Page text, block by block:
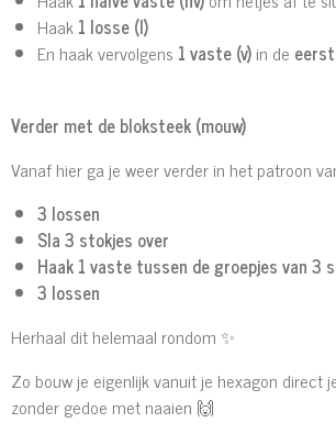
Haak1 losse (l)
En haak vervolgens 1 vaste (v)in de
Verder met de bloksteek (mouw)
Vanaf hier ga je weer verder in het patroon
3 lossen
Sla 3 stokjes over
Haak 1 vaste tussen de groepjes van 3
3 lossen
Herhaal dit helemaal rondom ✨
Zo bouw je eigenlijk vanuit je hexagon
zonder gedoe met naaien 🙌